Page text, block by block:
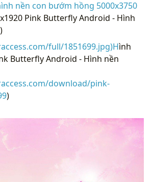
nền con bướm hồng 5000x3750
Pink Butterfly Android - Hình
full/1851699.jpg)Hình
Butterfly Android - Hình nền
download/pink-
)